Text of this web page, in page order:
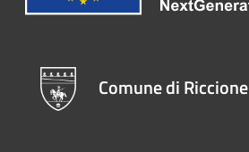
Comune di Riccione